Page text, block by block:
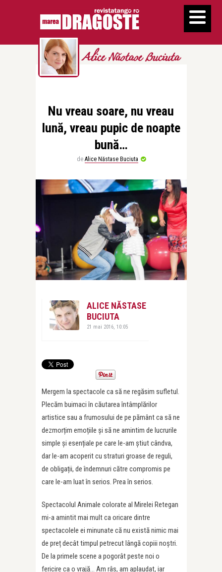
Alice Năstase Buciuta
Nu vreau soare, nu vreau
lună, vreau pupic de noapte
bună…
de Alice Năstase Buciuta
ALICE NĂSTASE
BUCIUTA
21 mai 2016, 10:05
Mergem la spectacole ca să ne regăsim sufletul.
Plecăm buimaci în căutarea întâmplărilor
artistice sau a frumosului de pe pământ ca să ne
dezmorțim emoțiile și să ne amintim de lucrurile
simple și esențiale pe care le-am știut cândva,
dar le-am acoperit cu straturi groase de reguli,
de obligații, de îndemnuri către compromis pe
care le-am luat în serios. Prea în serios.
Spectacolul Animale colorate al Mirelei Retegan
mi-a amintit mai mult ca oricare dintre
spectacolele ei minunate că nu există nimic mai
de preț decât timpul petrecut lângă copiii noștri.
De la primele scene a pogorât peste noi o
fericire ca o vrajă… Am râs, am aplaudat, iar